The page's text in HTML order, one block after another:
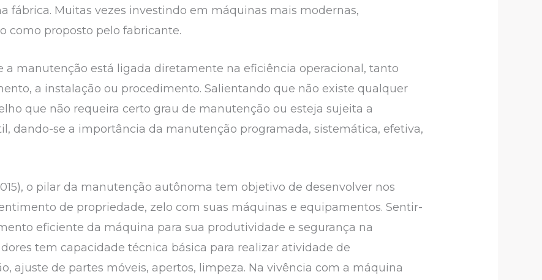
fábrica. Muitas vezes investindo em máquinas mais modernas,
como proposto pelo fabricante.
a manutenção está ligada diretamente na eficiência operacional, tanto
a instalação ou procedimento. Salientando que não existe qualquer
que não requeira certo grau de manutenção ou esteja sujeita a
dando-se a importância da manutenção programada, sistemática, efetiva,
o pilar da manutenção autônoma tem objetivo de desenvolver nos
de propriedade, zelo com suas máquinas e equipamentos. Sentir-
eficiente da máquina para sua produtividade e segurança na
tem capacidade técnica básica para realizar atividade de
ajuste de partes móveis, apertos, limpeza. Na vivência com a máquina